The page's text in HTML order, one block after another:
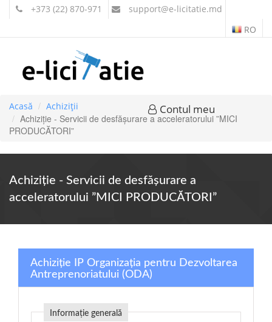
+373 (22) 870-971 support@e-licitatie.md
RO
Contul meu
Acasă Achiziții
Achiziție - Servicii de desfășurare a acceleratorului ”MICI
PRODUCĂTORI”
Achiziție - Servicii de desfășurare a
acceleratorului ”MICI PRODUCĂTORI”
Achiziție IP Organizaţia pentru Dezvoltarea
Antreprenoriatului (ODA)
Informație generală